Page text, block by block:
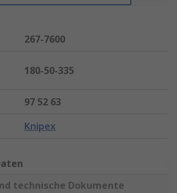
267-7600
180-50-335
97 52 63
Knipex
technische Dokumente